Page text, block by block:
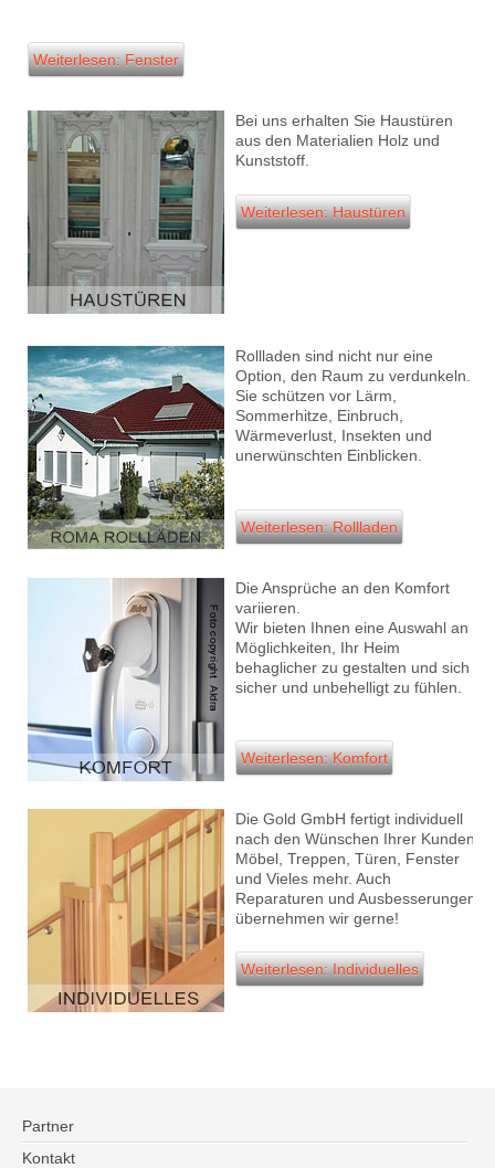
Weiterlesen: Fenster
Bei uns erhalten Sie Haustüren
aus den Materialien Holz und
Kunststoff.
Weiterlesen: Haustüren
Rollladen sind nicht nur eine
Option, den Raum zu verdunkeln.
Sie schützen vor Lärm,
Sommerhitze, Einbruch,
Wärmeverlust, Insekten und
unerwünschten Einblicken.
Weiterlesen: Rollladen
Die Ansprüche an den Komfort
variieren.
Wir bieten Ihnen eine Auswahl an
Möglichkeiten, Ihr Heim
behaglicher zu gestalten und sich
sicher und unbehelligt zu fühlen.
Weiterlesen: Komfort
Die Gold GmbH fertigt individuell
nach den Wünschen Ihrer Kunden
Möbel, Treppen, Türen, Fenster
und Vieles mehr. Auch
Reparaturen und Ausbesserungen
übernehmen wir gerne!
Weiterlesen: Individuelles
Partner
Kontakt